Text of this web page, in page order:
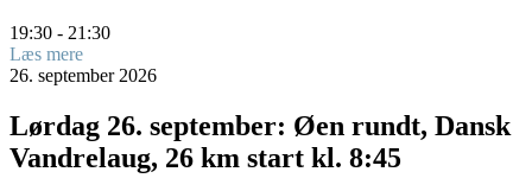
19:30 - 21:30
Læs mere
26. september 2026
Lørdag 26. september: Øen rundt, Dansk
Vandrelaug, 26 km start kl. 8:45